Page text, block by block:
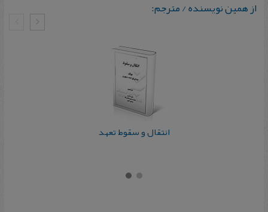
از همین نویسنده / مترجم:
انتقال و سقوط تعهد